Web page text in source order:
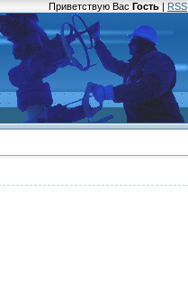
Приветствую Вас Гость | RSS